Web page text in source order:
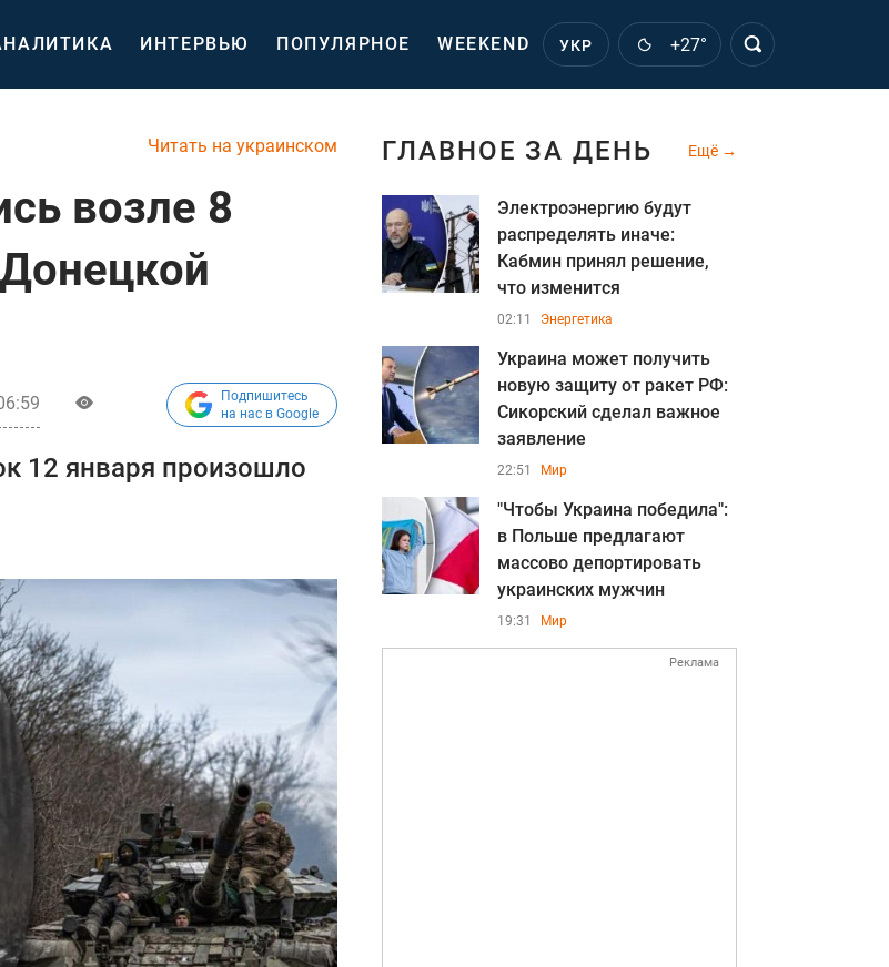
ИНТЕРВЬЮ ПОПУЛЯРНОЕ WEEKEND УКР +27°
Читать на украинском
возле 8
Подпишитесь
на нас в Google
12 января произошло
ГЛАВНОЕ ЗА ДЕНЬ Ещё
Электроэнергию будут
распределять иначе:
Кабмин принял решение,
что изменится
02:11 Энергетика
Украина может получить
новую защиту от ракет РФ:
Сикорский сделал важное
заявление
22:51 Мир
"Чтобы Украина победила":
в Польше предлагают
массово депортировать
украинских мужчин
19:31 Мир
Реклама